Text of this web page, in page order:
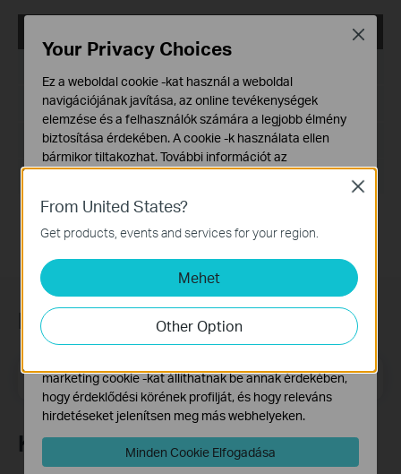
Nyelv:Angol
Fájlméret:2.89 MB
Feliratkozás a hírlevélre
Email Address Feliratkozás
Követés
From United States?
Get products, events and services for your region.
Mehet
Other Option
Close
Your Privacy Choices
Ez a weboldal cookie -kat használ a weboldal
navigációjának javítása, az online tevékenységek
elemzése és a felhasználók számára a legjobb élmény
biztosítása érdekében. A cookie -k használata ellen
bármikor tiltakozhat. További információt az
Alap Cookie-k
Ezek a cookie -k a webhely működéséhez szükségesek,
és nem tilthatók le a rendszereiben.
Marketing és Elemző Cookie-k
Az elemző cookie -k lehetővé teszik számunkra, hogy
elemezzük weboldalunkon végzett tevékenységeit, hogy
javítsuk és módosítsuk webhelyünk működését.
marketing cookie -kat állíthatnak be annak érdekében,
hogy érdeklődési körének profilját, és hogy releváns
hirdetéseket jelenítsen meg más webhelyeken.
Minden Cookie Elfogadása
Close